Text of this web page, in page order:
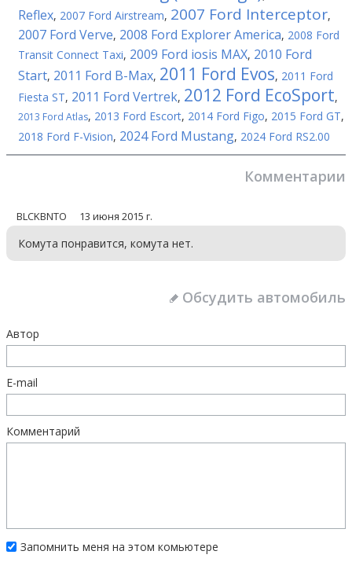
Reflex, 2007 Ford Airstream, 2007 Ford Interceptor,
2007 Ford Verve, 2008 Ford Explorer America, 2008 Ford
Transit Connect Taxi, 2009 Ford iosis MAX, 2010 Ford
Start, 2011 Ford B-Max, 2011 Ford Evos, 2011 Ford
Fiesta ST, 2011 Ford Vertrek, 2012 Ford EcoSport,
2013 Ford Atlas, 2013 Ford Escort, 2014 Ford Figo, 2015 Ford GT,
2018 Ford F-Vision, 2024 Ford Mustang, 2024 Ford RS2.00
Комментарии
BLCKBNTO 13 июня 2015 г.
Комута понравится, комута нет.
Обсудить автомобиль
Автор
E-mail
Комментарий
Запомнить меня на этом комьютере